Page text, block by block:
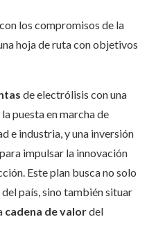
los compromisos de la
hoja de ruta con objetivos
de electrólisis con una
puesta en marcha de
e industria, y una inversión
para impulsar la innovación
Este plan busca no solo
del país, sino también situar
cadena de valordel